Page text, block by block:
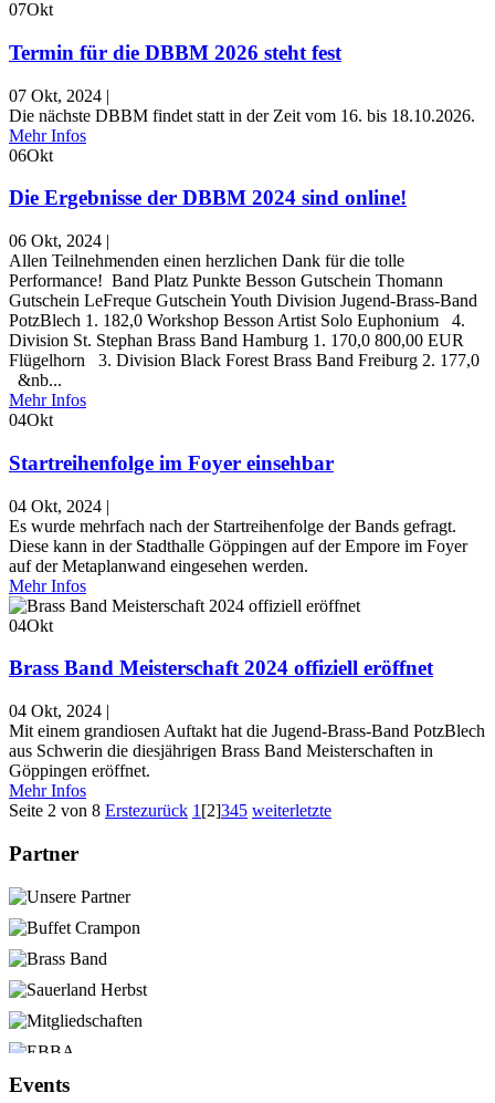
07Okt
Termin für die DBBM 2026 steht fest
07 Okt, 2024 |
Die nächste DBBM findet statt in der Zeit vom 16. bis 18.10.2026.
Mehr Infos
06Okt
Die Ergebnisse der DBBM 2024 sind online!
06 Okt, 2024 |
Allen Teilnehmenden einen herzlichen Dank für die tolle
Performance! Band Platz Punkte Besson Gutschein Thomann
Gutschein LeFreque Gutschein Youth Division Jugend-Brass-Band
PotzBlech 1. 182,0 Workshop Besson Artist Solo Euphonium 4.
Division St. Stephan Brass Band Hamburg 1. 170,0 800,00 EUR
Flügelhorn 3. Division Black Forest Brass Band Freiburg 2. 177,0
&nb...
Mehr Infos
04Okt
Startreihenfolge im Foyer einsehbar
04 Okt, 2024 |
Es wurde mehrfach nach der Startreihenfolge der Bands gefragt.
Diese kann in der Stadthalle Göppingen auf der Empore im Foyer
auf der Metaplanwand eingesehen werden.
Mehr Infos
04Okt
Brass Band Meisterschaft 2024 offiziell eröffnet
04 Okt, 2024 |
Mit einem grandiosen Auftakt hat die Jugend-Brass-Band PotzBlech
aus Schwerin die diesjährigen Brass Band Meisterschaften in
Göppingen eröffnet.
Mehr Infos
Seite 2 von 8 Erstezurück 1 [2]345 weiterletzte
Partner
Events